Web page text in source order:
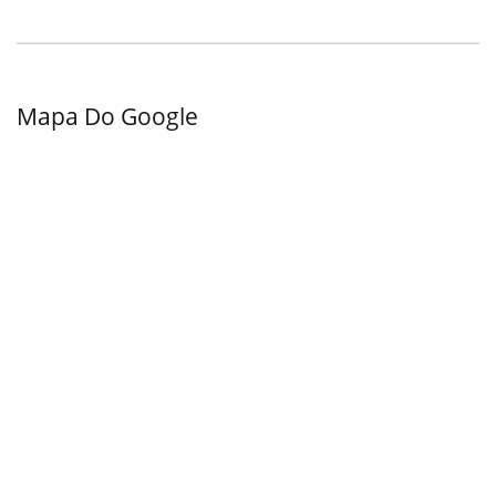
Mapa Do Google